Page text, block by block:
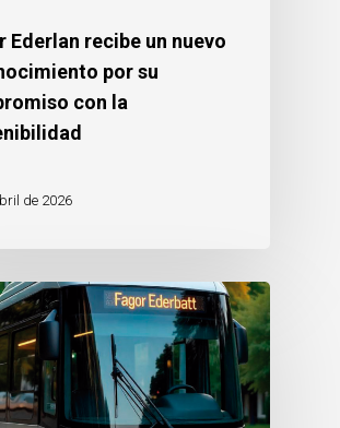
Ederlan recibe un nuevo
por su
con la
de 2026